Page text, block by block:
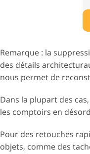
Remarque : la
des détails
nous permet de
Dans la plupart des
les comptoirs en
Pour des retouches
objets, comme des